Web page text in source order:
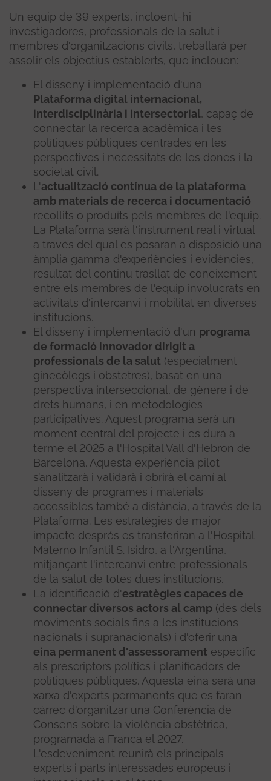
Un equip de 39 experts, incloent-hi
investigadores, professionals de la salut i
membres d'organitzacions civils, treballarà per
assolir els objectius establerts, que inclouen:
El disseny i implementació d'una
Plataforma digital internacional,
interdisciplinària i intersectorial, capaç de
connectar la recerca acadèmica i les
polítiques públiques centrades en les
perspectives i necessitats de les dones i la
societat civil.
L'actualització contínua de la plataforma
amb materials de recerca i documentació
recollits o produïts pels membres de l'equip.
La Plataforma serà l'instrument real i virtual
a través del qual es posaran a disposició una
àmplia gamma d'experiències i evidències,
resultat del continu trasllat de coneixement
entre els membres de l'equip involucrats en
activitats d'intercanvi i mobilitat en diverses
institucions.
El disseny i implementació d'un programa
de formació innovador dirigit a
professionals de la salut (especialment
ginecòlegs i obstetres), basat en una
perspectiva interseccional, de gènere i de
drets humans, i en metodologies
participatives. Aquest programa serà un
moment central del projecte i es durà a
terme el 2025 a l'Hospital Vall d'Hebron de
Barcelona. Aquesta experiència pilot
s’analitzarà i validarà i obrirà el camí al
disseny de programes i materials
accessibles també a distància, a través de la
Plataforma. Les estratègies de major
impacte després es transferiran a l'Hospital
Materno Infantil S. Isidro, a l'Argentina,
mitjançant l'intercanvi entre professionals
de la salut de totes dues institucions.
La identificació d'estratègies capaces de
connectar diversos actors al camp (des dels
moviments socials fins a les institucions
nacionals i supranacionals) i d'oferir una
eina permanent d'assessorament específic
als prescriptors polítics i planificadors de
polítiques públiques. Aquesta eina serà una
xarxa d'experts permanents que es faran
càrrec d'organitzar una Conferència de
Consens sobre la violència obstètrica,
programada a França el 2027.
L'esdeveniment reunirà els principals
experts i parts interessades europeus i